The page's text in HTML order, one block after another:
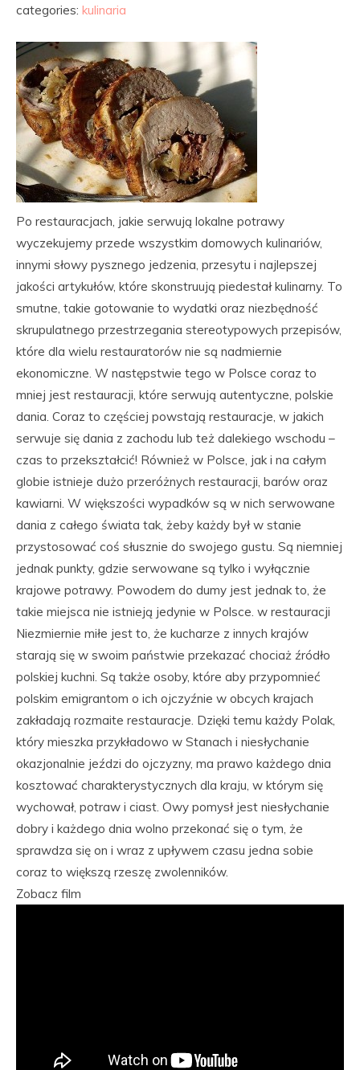
categories: kulinaria
Po restauracjach, jakie serwują lokalne potrawy
wyczekujemy przede wszystkim domowych kulinariów,
innymi słowy pysznego jedzenia, przesytu i najlepszej
jakości artykułów, które skonstruują piedestał kulinarny. To
smutne, takie gotowanie to wydatki oraz niezbędność
skrupulatnego przestrzegania stereotypowych przepisów,
które dla wielu restauratorów nie są nadmiernie
ekonomiczne. W następstwie tego w Polsce coraz to
mniej jest restauracji, które serwują autentyczne, polskie
dania. Coraz to częściej powstają restauracje, w jakich
serwuje się dania z zachodu lub też dalekiego wschodu –
czas to przekształcić! Również w Polsce, jak i na całym
globie istnieje dużo przeróżnych restauracji, barów oraz
kawiarni. W większości wypadków są w nich serwowane
dania z całego świata tak, żeby każdy był w stanie
przystosować coś słusznie do swojego gustu. Są niemniej
jednak punkty, gdzie serwowane są tylko i wyłącznie
krajowe potrawy. Powodem do dumy jest jednak to, że
takie miejsca nie istnieją jedynie w Polsce. w restauracji
Niezmiernie miłe jest to, że kucharze z innych krajów
starają się w swoim państwie przekazać chociaż źródło
polskiej kuchni. Są także osoby, które aby przypomnieć
polskim emigrantom o ich ojczyźnie w obcych krajach
zakładają rozmaite restauracje. Dzięki temu każdy Polak,
który mieszka przykładowo w Stanach i niesłychanie
okazjonalnie jeździ do ojczyzny, ma prawo każdego dnia
kosztować charakterystycznych dla kraju, w którym się
wychował, potraw i ciast. Owy pomysł jest niesłychanie
dobry i każdego dnia wolno przekonać się o tym, że
sprawdza się on i wraz z upływem czasu jedna sobie
coraz to większą rzeszę zwolenników.
Zobacz film